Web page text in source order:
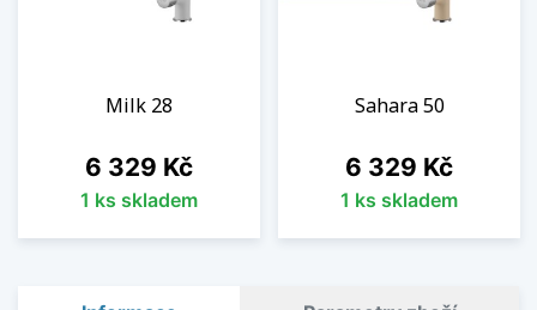
Milk 28
Cena
6 329 Kč
1 ks skladem
Sahara 50
Cena
6 329 Kč
1 ks skladem